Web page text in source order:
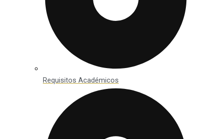
Requisitos Académicos